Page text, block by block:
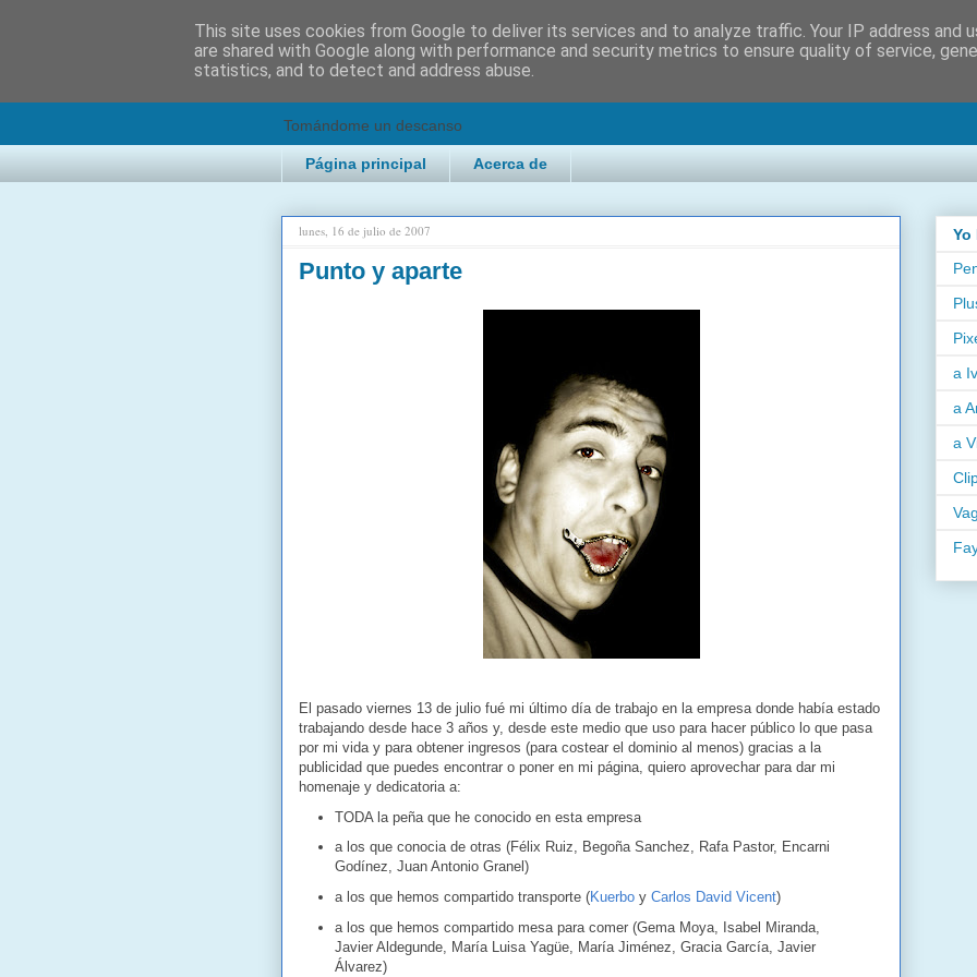
2KChTes
Tomándome un descanso
Página principal Acerca de
lunes, 16 de julio de 2007
Punto y aparte
El pasado viernes 13 de julio fué mi último día de trabajo en la empresa donde había estado
trabajando desde hace 3 años y, desde este medio que uso para hacer público lo que pasa
por mi vida y para obtener ingresos (para costear el dominio al menos) gracias a la
publicidad que puedes encontrar o poner en mi página, quiero aprovechar para dar mi
homenaje y dedicatoria a:
TODA la peña que he conocido en esta empresa
a los que conocia de otras (Félix Ruiz, Begoña Sanchez, Rafa Pastor, Encarni
Godínez, Juan Antonio Granel)
a los que hemos compartido transporte (Kuerboy Carlos David Vicent)
a los que hemos compartido mesa para comer (Gema Moya, Isabel Miranda,
Javier Aldegunde, María Luisa Yagüe, María Jiménez, Gracia García, Javier
Álvarez)
Yo
a
a
a
This site uses cookies from Google to deliver its services and to analyze traffic. Your IP address and
are shared with Google along with performance and security metrics to ensure quality of service,
statistics, and to detect and address abuse.